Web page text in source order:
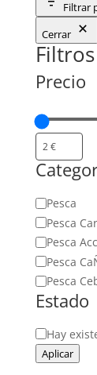
Filtrar
Cerrar
Filtros
Precio
Categoría
Pesca
Pesca
Pesca
Pesca
Pesca
Estado
Estado
Hay
Aplicar